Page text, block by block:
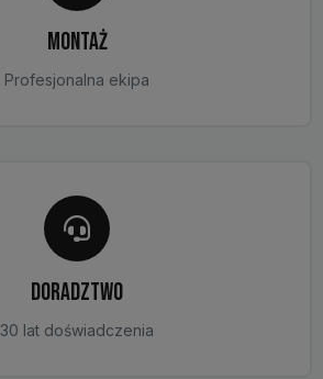
MONTAŻ
Profesjonalna ekipa
DORADZTWO
30 lat doświadczenia